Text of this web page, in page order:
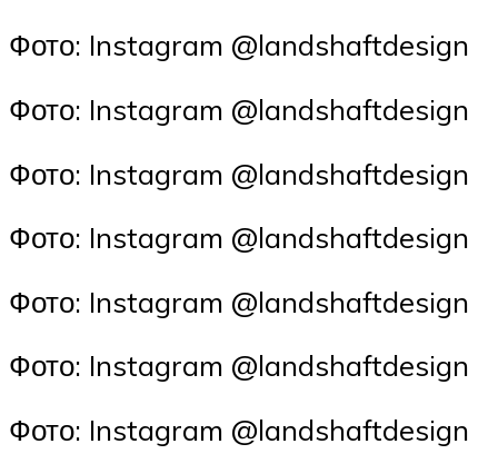
Фото: Instagram @landshaftdesign
Фото: Instagram @landshaftdesign
Фото: Instagram @landshaftdesign
Фото: Instagram @landshaftdesign
Фото: Instagram @landshaftdesign
Фото: Instagram @landshaftdesign
Фото: Instagram @landshaftdesign